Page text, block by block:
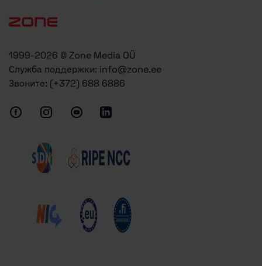
1999-2026 © Zone Media OÜ
Служба поддержки: info@zone.ee
Звоните: (+372) 688 6886